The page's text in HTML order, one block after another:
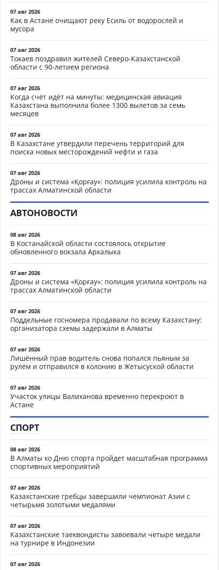
07 авг 2026
Как в Астане очищают реку Есиль от водорослей и
мусора
07 авг 2026
Токаев поздравил жителей Северо-Казахстанской
области с 90-летием региона
07 авг 2026
Когда счёт идёт на минуты: медицинская авиация
Казахстана выполнила более 1300 вылетов за семь
месяцев
07 авг 2026
В Казахстане утвердили перечень территорий для
поиска новых месторождений нефти и газа
07 авг 2026
Дроны и система «Қорғау»: полиция усилила контроль на
трассах Алматинской области
АВТОНОВОСТИ
08 авг 2026
В Костанайской области состоялось открытие
обновленного вокзала Аркалыка
07 авг 2026
Дроны и система «Қорғау»: полиция усилила контроль на
трассах Алматинской области
07 авг 2026
Поддельные госномера продавали по всему Казахстану:
организатора схемы задержали в Алматы
07 авг 2026
Лишённый прав водитель снова попался пьяным за
рулём и отправился в колонию в Жетысуской области
07 авг 2026
Участок улицы Валиханова временно перекроют в
Астане
СПОРТ
08 авг 2026
В Алматы ко Дню спорта пройдет масштабная программа
спортивных мероприятий
07 авг 2026
Казахстанские гребцы завершили чемпионат Азии с
четырьмя золотыми медалями
07 авг 2026
Казахстанские таеквондисты завоевали четыре медали
на турнире в Индонезии
07 авг 2026